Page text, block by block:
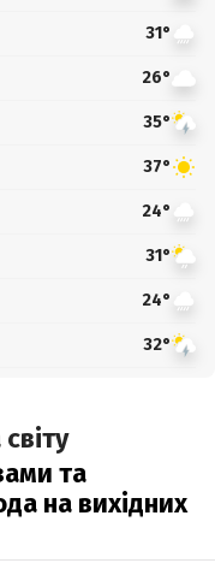
31°
26°
35°
37°
24°
31°
24°
32°
та
на вихідних